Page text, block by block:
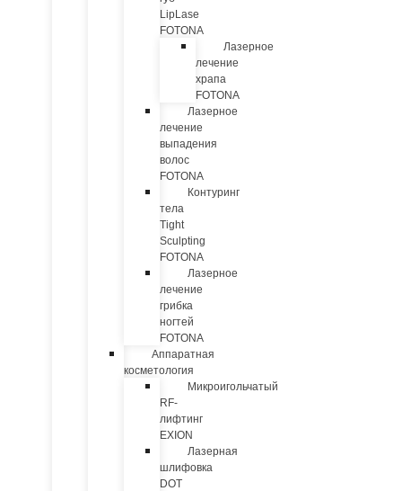
LipLase
FOTONA
Лазерное
лечение
храпа
FOTONA
Лазерное
лечение
выпадения
волос
FOTONA
Контуринг
тела
Tight
Sculpting
FOTONA
Лазерное
лечение
грибка
ногтей
FOTONA
Аппаратная
косметология
Микроигольчатый
RF-
лифтинг
EXION
Лазерная
шлифовка
DOT